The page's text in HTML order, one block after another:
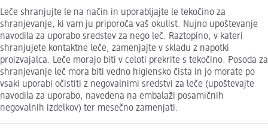
Leče shranjujte le na način in uporabljajte le tekočino za
shranjevanje, ki vam ju priporoča vaš okulist. Nujno upoštevanje
navodila za uporabo sredstev za nego leč. Raztopino, v kateri
shranjujete kontaktne leče, zamenjajte v skladu z napotki
proizvajalca. Leče morajo biti v celoti prekrite s tekočino. Posoda za
shranjevanje leč mora biti vedno higiensko čista in jo morate po
vsaki uporabi očistiti z negovalnimi sredstvi za leče (upoštevajte
navodila za uporabo, navedena na embalaži posamičnih
negovalnih izdelkov) ter mesečno zamenjati.